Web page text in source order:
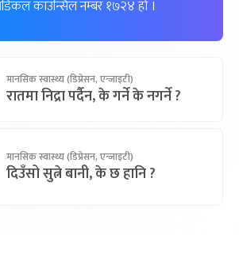
काउन्सिल नम्बर १७२४ हो ।
मानसिक स्वास्थ्य (डिप्रेसन, एन्जाइटी)
रातमा निद्रा पर्दैन, के गर्ने के नगर्ने ?
मानसिक स्वास्थ्य (डिप्रेसन, एन्जाइटी)
दिउँसो सुत्ने बानी, के छ हानि ?